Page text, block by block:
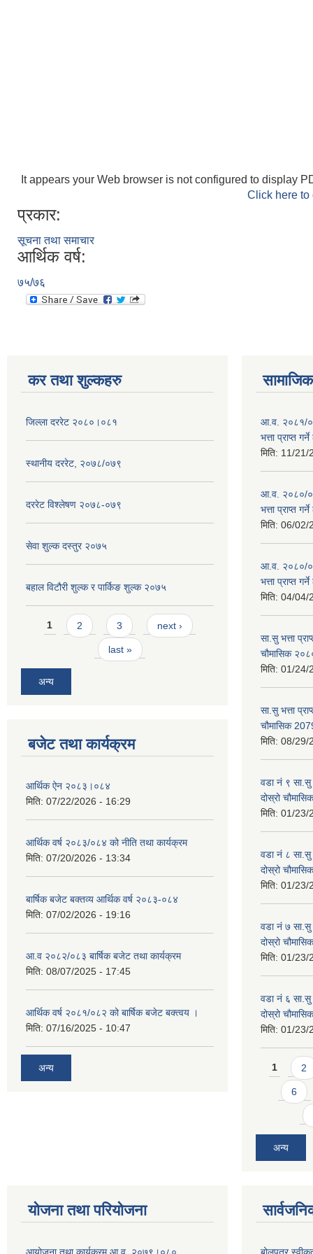
It appears your Web browser is not configured to display
Click here
प्रकार:
सूचना तथा समाचार
आर्थिक वर्ष:
७५/७६
कर तथा शुल्कहरु
जिल्ला दररेट २०८०।०८१
स्थानीय दररेट, २०७८/०७९
दररेट विश्लेषण २०७८-०७९
सेवा शुल्क दस्तुर २०७५
बहाल विटौरी शुल्क र पार्किङ शुल्क २०७५
Pages
1 2 3 next ›
last »
अन्य
बजेट तथा कार्यक्रम
आर्थिक ऐन २०८३।०८४
मिति: 07/22/2026 - 16:29
आर्थिक वर्ष २०८३/०८४ को नीति तथा कार्यक्रम
मिति: 07/20/2026 - 13:34
बार्षिक बजेट बक्तव्य आर्थिक वर्ष २०८३-०८४
मिति: 07/02/2026 - 19:16
आ.व २०८२/०८३ बार्षिक बजेट तथा कार्यक्रम
मिति: 08/07/2025 - 17:45
आर्थिक वर्ष २०८१/०८२ को बार्षिक बजेट बक्त्वय ।
मिति: 07/16/2025 - 10:47
अन्य
आ.व. २०८१/
भत्ता प्राप्त
मिति: 11/21/
आ.व. २०८०/
भत्ता प्राप्त
मिति: 06/02/
आ.व. २०८०/
भत्ता प्राप्त
मिति: 04/04/
सा.सु भत्ता
चौमासिक
मिति: 01/24/
सा.सु भत्ता
चौमासिक
मिति: 08/29/
वडा नं ९ सा.सु
दोस्रो
मिति: 01/23/
वडा नं ८ सा.सु
दोस्रो
मिति: 01/23/
वडा नं ७ सा.सु
दोस्रो
मिति: 01/23/
वडा नं ६ सा.सु
दोस्रो
मिति: 01/23/
Pages
1 2
6
अन्य
योजना तथा परियोजना